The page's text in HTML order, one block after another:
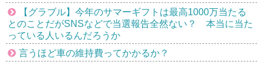
【グラブル】今年のサマーギフトは最高1000万当たる
とのことだがSNSなどで当選報告全然ない？ 本当に当た
っている人いるんだろうか
言うほど車の維持費ってかかるか？